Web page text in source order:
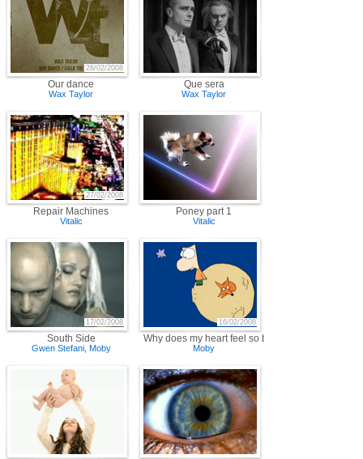
Our dance
28/02/2008
Wax Taylor
Que sera
Wax Taylor
Repair Machines
27/02/2008
Vitalic
Poney part 1
Vitalic
South Side
17/02/2008
Gwen Stefani, Moby
Why does my heart feel so bad
16/02/2008
Moby